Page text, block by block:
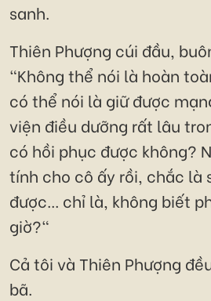
sanh.
Thiên Phượng cúi đầu,
"Không thể nói là hoàn
có thể nói là giữ được
viện điều dưỡng rất lâu
có hồi phục được không?
tính cho cô ấy rồi, chắc là
được... chỉ là, không biết
giờ?"
Cả tôi và Thiên Phượng
bã.